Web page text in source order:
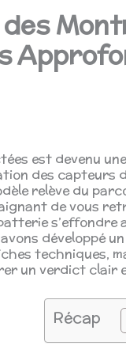
est devenu
des capteurs
relève du
de vous
s’effondre
développé
techniques,
un verdict clair
Récap